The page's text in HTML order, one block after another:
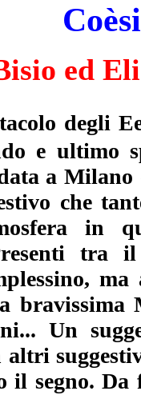
ed
degli
e ultimo
a Milano
che
in
tra
bravissima
Un
altri
il segno.